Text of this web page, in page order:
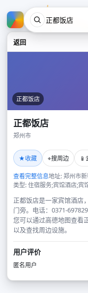
返回
正都饭店
正都饭店
郑州市
★收藏 ⌖搜周边 📱
查看完整信息地址: 郑州市
类型: 住宿服务;宾馆酒店;宾
正都饭店是一家宾馆酒店
门旁。电话：0371-
您可以通过高德地图查看
以及查找周边设施。
用户评价
匿名用户